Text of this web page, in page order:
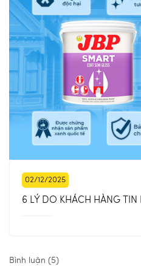
02/12/2025
6 LÝ DO KHÁCH HÀNG TIN
Bình luận (5)